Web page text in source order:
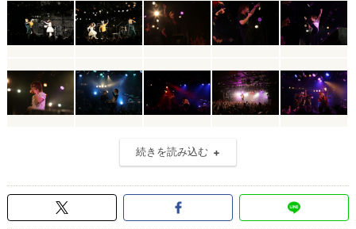
続きを読み込む